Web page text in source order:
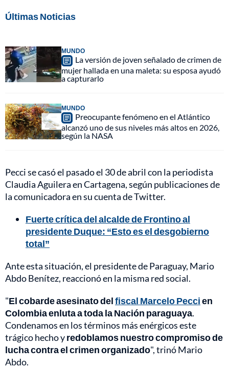
Últimas Noticias
MUNDO
La versión de joven señalado de crimen de
mujer hallada en una maleta: su esposa ayudó
a capturarlo
MUNDO
Preocupante fenómeno en el Atlántico
alcanzó uno de sus niveles más altos en 2026,
según la NASA
Pecci se casó el pasado el 30 de abril con la periodista
Claudia Aguilera en Cartagena, según publicaciones de
la comunicadora en su cuenta de Twitter.
Fuerte crítica del alcalde de Frontino al
presidente Duque: “Esto es el desgobierno
total”
Ante esta situación, el presidente de Paraguay, Mario
Abdo Benítez, reaccionó en la misma red social.
"El cobarde asesinato delfiscal Marcelo Peccien
Colombia enluta a toda la Nación paraguaya.
Condenamos en los términos más enérgicos este
trágico hecho yredoblamos nuestro compromiso de
lucha contra el crimen organizado", trinó Mario
Abdo.